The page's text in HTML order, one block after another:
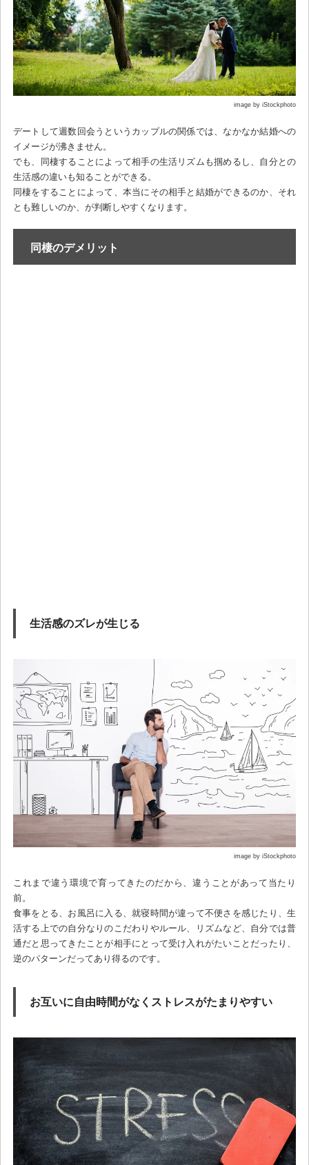
image by iStockphoto
デートして週数回会うというカップルの関係では、なかなか結婚への
イメージが沸きません。
でも、同棲することによって相手の生活リズムも掴めるし、自分との
生活感の違いも知ることができる。
同棲をすることによって、本当にその相手と結婚ができるのか、それ
とも難しいのか、が判断しやすくなります。
同棲のデメリット
生活感のズレが生じる
image by iStockphoto
これまで違う環境で育ってきたのだから、違うことがあって当たり
前。
食事をとる、お風呂に入る、就寝時間が違って不便さを感じたり、生
活する上での自分なりのこだわりやルール、リズムなど、自分では普
通だと思ってきたことが相手にとって受け入れがたいことだったり、
逆のパターンだってあり得るのです。
お互いに自由時間がなくストレスがたまりやすい